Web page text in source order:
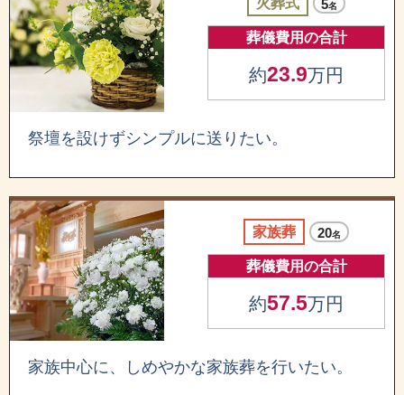
5名
葬儀費用の合計
約23.9万円
祭壇を設けずシンプルに送りたい。
家族葬 20名
葬儀費用の合計
約57.5万円
家族中心に、しめやかな家族葬を行いたい。